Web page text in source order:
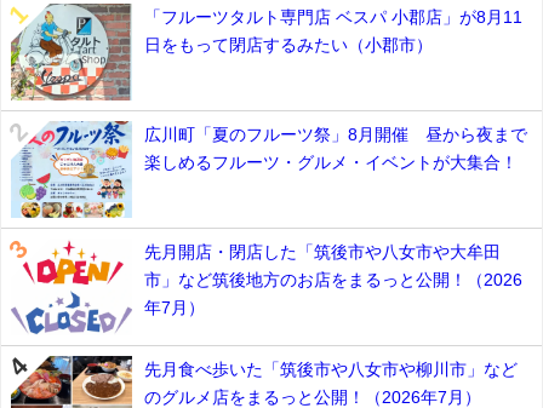
「フルーツタルト専門店 ベスパ 小郡店」が8月11
日をもって閉店するみたい（小郡市）
広川町「夏のフルーツ祭」8月開催 昼から夜まで
楽しめるフルーツ・グルメ・イベントが大集合！
先月開店・閉店した「筑後市や八女市や大牟田
市」など筑後地方のお店をまるっと公開！（2026
年7月）
先月食べ歩いた「筑後市や八女市や柳川市」など
のグルメ店をまるっと公開！（2026年7月）